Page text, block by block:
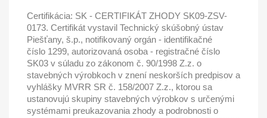
Certifikácia: SK - CERTIFIKÁT ZHODY SK09-ZSV-
0173. Certifikát vystavil Technický skúšobný ústav
Piešťany, š.p., notifikovaný orgán - identifikačné
číslo 1299, autorizovaná osoba - registračné číslo
SK03 v súladu zo zákonom č. 90/1998 Z.z. o
stavebných výrobkoch v znení neskorších predpisov a
vyhlášky MVRR SR č. 158/2007 Z.z., ktorou sa
ustanovujú skupiny stavebných výrobkov s určenými
systémami preukazovania zhody a podrobnosti o